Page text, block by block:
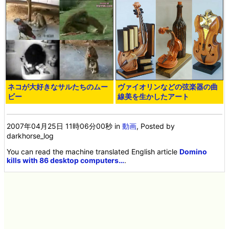
ネコが大好きなサルたちのムー
ビー
ヴァイオリンなどの弦楽器の曲
線美を生かしたアート
2007年04月25日 11時06分00秒 in動画, Posted by
darkhorse_log
You can read the machine translated English articleDomino
kills with 86 desktop computers….